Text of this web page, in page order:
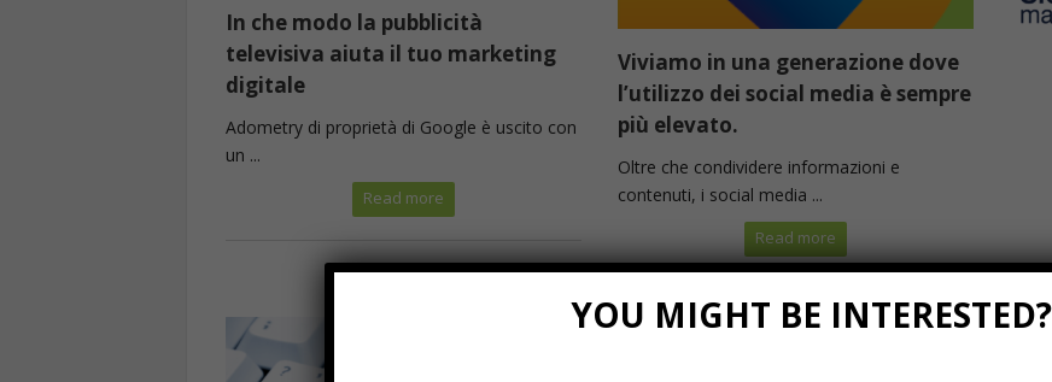
In che modo la pubblicità
televisiva aiuta il tuo marketing
digitale
Adometry di proprietà di Google è uscito con
un ...
Read more
Viviamo in una generazione dove
l’utilizzo dei social media è sempre
più elevato.
Oltre che condividere informazioni e
contenuti, i social media ...
Read more
YOU MIGHT BE INTERESTED?